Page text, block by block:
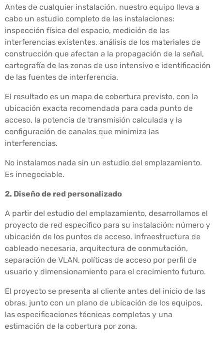
Antes de cualquier instalación, nuestro equipo lleva a
cabo un estudio completo de las instalaciones:
inspección física del espacio, medición de las
interferencias existentes, análisis de los materiales de
construcción que afectan a la propagación de la señal,
cartografía de las zonas de uso intensivo e identificación
de las fuentes de interferencia.
El resultado es un mapa de cobertura previsto, con la
ubicación exacta recomendada para cada punto de
acceso, la potencia de transmisión calculada y la
configuración de canales que minimiza las
interferencias.
No instalamos nada sin un estudio del emplazamiento.
Es innegociable.
2. Diseño de red personalizado
A partir del estudio del emplazamiento, desarrollamos el
proyecto de red específico para su instalación: número y
ubicación de los puntos de acceso, infraestructura de
cableado necesaria, arquitectura de conmutación,
separación de VLAN, políticas de acceso por perfil de
usuario y dimensionamiento para el crecimiento futuro.
El proyecto se presenta al cliente antes del inicio de las
obras, junto con un plano de ubicación de los equipos,
las especificaciones técnicas completas y una
estimación de la cobertura por zona.